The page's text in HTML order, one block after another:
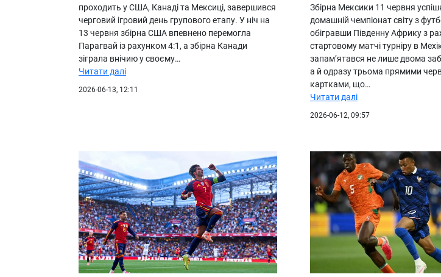
проходить у США, Канаді та Мексиці, завершився
черговий ігровий день групового етапу. У ніч на
13 червня збірна США впевнено перемогла
Парагвай із рахунком 4:1, а збірна Канади
зіграла внічию у своєму…
Читати далі
2026-06-13, 12:11
Збірна Мексики 11 червня
домашній чемпіонат світу з
обігравши Південну Африку з
стартовому матчі турніру в
запам’ятався не лише двома
а й одразу трьома прямими
картками, що…
Читати далі
2026-06-12, 09:57